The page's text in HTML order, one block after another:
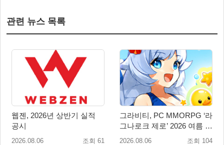
관련 뉴스 목록
웹젠, 2026년 상반기 실적
공시
2026.08.06 조회 61
그라비티, PC MMORPG ‘라
그나로크 제로’ 2026 여름 프
로모션 진행!
2026.08.06 조회 104